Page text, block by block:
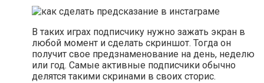
В таких играх подписчику нужно зажать экран в
любой момент и сделать скриншот. Тогда он
получит свое предзнаменование на день, неделю
или год. Самые активные подписчики обычно
делятся такими скринами в своих сторис.